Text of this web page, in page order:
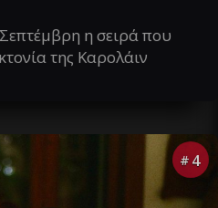
η σειρά που
της Καρολάιν
# 4